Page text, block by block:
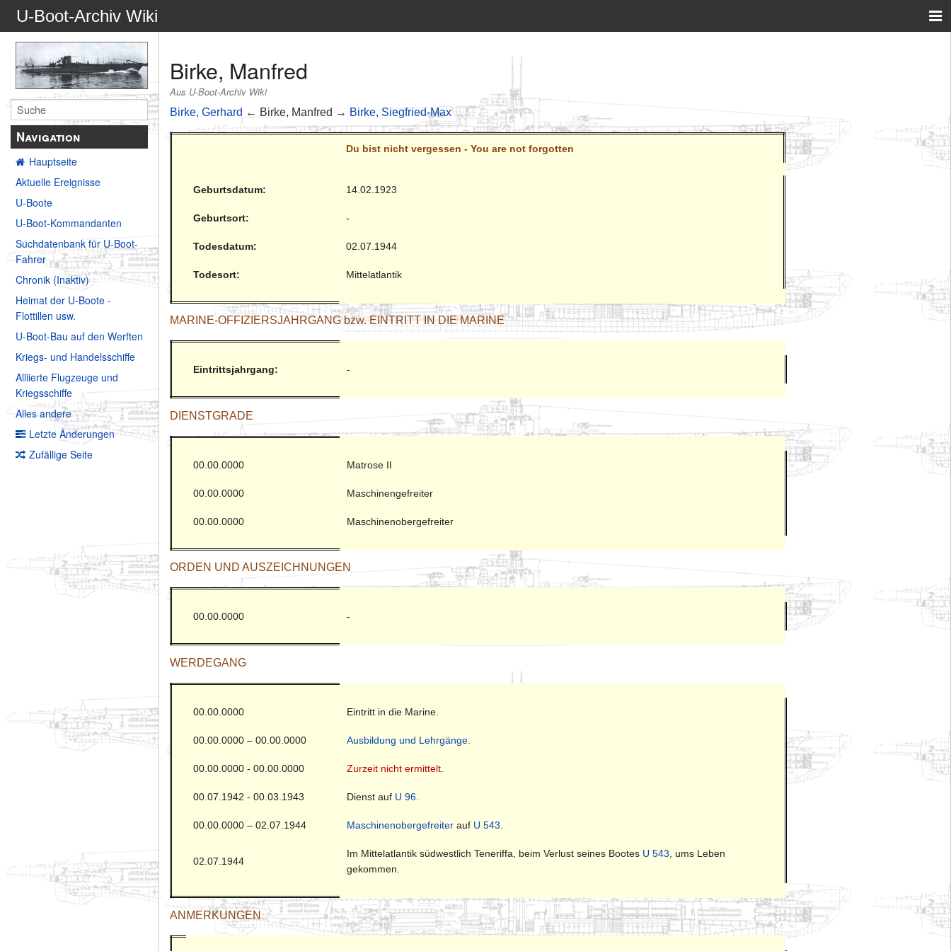
U-Boot-Archiv Wiki
Navigation
Hauptseite
Aktuelle Ereignisse
U-Boote
U-Boot-Kommandanten
Suchdatenbank für U-Boot-
Fahrer
Chronik (Inaktiv)
Heimat der U-Boote -
Flottillen usw.
U-Boot-Bau auf den Werften
Kriegs- und Handelsschiffe
Alliierte Flugzeuge und
Kriegsschiffe
Alles andere
Letzte Änderungen
Zufällige Seite
Birke, Manfred
Aus U-Boot-Archiv Wiki
Birke, Gerhard ← Birke, Manfred → Birke, Siegfried-Max
Du bist nicht vergessen - You are not forgotten
Geburtsdatum: 14.02.1923
Geburtsort: -
Todesdatum: 02.07.1944
Todesort: Mittelatlantik
MARINE-OFFIZIERSJAHRGANG bzw. EINTRITT IN DIE MARINE
Eintrittsjahrgang: -
DIENSTGRADE
00.00.0000 Matrose II
00.00.0000 Maschinengefreiter
00.00.0000 Maschinenobergefreiter
ORDEN UND AUSZEICHNUNGEN
00.00.0000 -
WERDEGANG
00.00.0000 Eintritt in die Marine.
00.00.0000 – 00.00.0000 Ausbildung und Lehrgänge
00.00.0000 - 00.00.0000 Zurzeit nicht ermittelt
00.07.1942 - 00.03.1943 Dienst auf U 96
00.00.0000 – 02.07.1944 Maschinenobergefreiter auf U 543
02.07.1944
Im Mittelatlantik südwestlich Teneriffa, beim Verlust seines Bootes U 543 , ums Leben
gekommen.
ANMERKUNGEN